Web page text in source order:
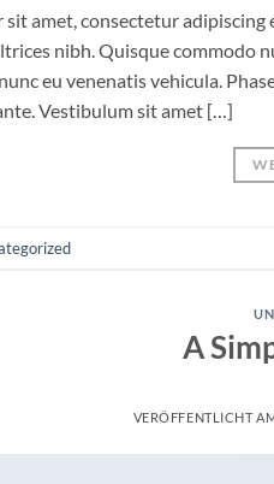
amet, consectetur adipiscing
nibh. Quisque commodo
eu venenatis vehicula.
Vestibulum sit amet […]
A
VERÖFFENTLICHT